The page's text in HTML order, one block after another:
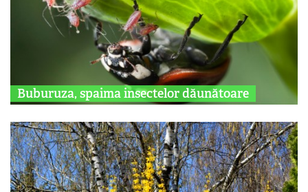
Buburuza, spaima insectelor dăunătoare